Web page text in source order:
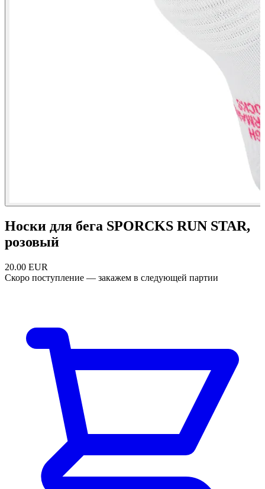
Носки для бега SPORCKS RUN STAR,
розовый
20.00 EUR
Скоро поступление — закажем в следующей партии